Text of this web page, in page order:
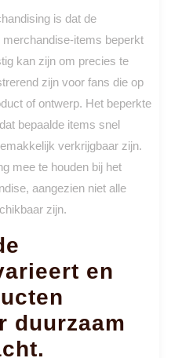
is dat de
items beperkt
kan zijn om precies te
zijn voor fans die op
of ontwerp. Het beperkte
bepaalde items snel
verkrijgbaar zijn.
mee te houden bij het
aangezien niet alle
zijn.
en
duurzaam